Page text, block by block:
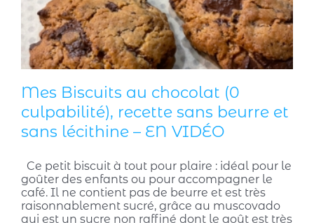
Mes Biscuits au chocolat (0
culpabilité), recette sans beurre et
sans lécithine – EN VIDÉO
Ce petit biscuit à tout pour plaire : idéal pour le
goûter des enfants ou pour accompagner le
café. Il ne contient pas de beurre et est très
raisonnablement sucré, grâce au muscovado
qui est un sucre non raffiné dont le goût est très